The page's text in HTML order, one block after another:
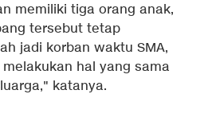
memiliki tiga orang anak,
tersebut tetap
jadi korban waktu SMA,
hal yang sama
katanya.